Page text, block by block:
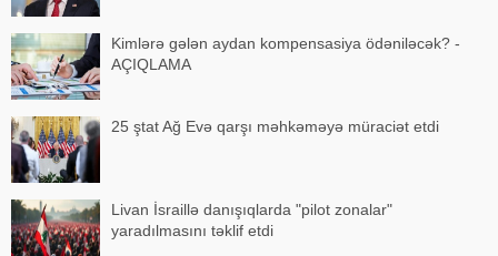
Kimlərə gələn aydan kompensasiya ödəniləcək? -
AÇIQLAMA
25 ştat Ağ Evə qarşı məhkəməyə müraciət etdi
Livan İsraillə danışıqlarda "pilot zonalar"
yaradılmasını təklif etdi